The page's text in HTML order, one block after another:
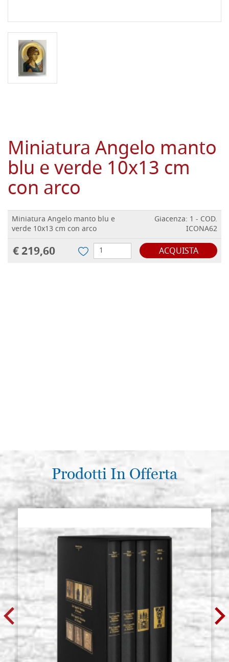
Miniatura Angelo manto
blu e verde 10x13 cm
con arco
Miniatura Angelo manto blu e
verde 10x13 cm con arco
Giacenza: 1 - COD.
ICONA62
€ 219,60 ACQUISTA
Prodotti In Offerta